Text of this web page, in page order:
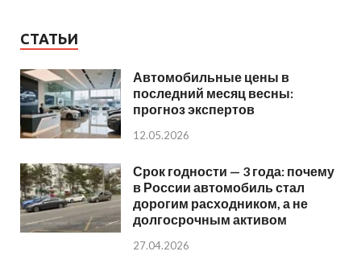
СТАТЬИ
Автомобильные цены в
последний месяц весны:
прогноз экспертов
12.05.2026
Срок годности — 3 года: почему
в России автомобиль стал
дорогим расходником, а не
долгосрочным активом
27.04.2026